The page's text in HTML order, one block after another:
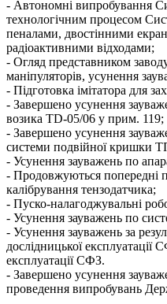
- Автономні випробування
технологічним процесом
пеналами, двостінними
радіоактивними відходами;
- Огляд представником
маніпуляторів, усунення
- Підготовка імітатора для
- Завершено усунення
возика TD-05/06 у прим. 119;
- Завершено усунення
системи подвійної кришки
- Усунення зауважень по
- Продовжуються попередні
калібрування тензодатчика;
- Пуско-налагоджувальні
- Усунення зауважень по
- Усунення зауважень за
дослідницької експлуатації
експлуатації СФЗ.
- Завершено усунення
проведення випробувань